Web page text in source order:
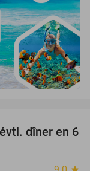
32%
dîner en 6